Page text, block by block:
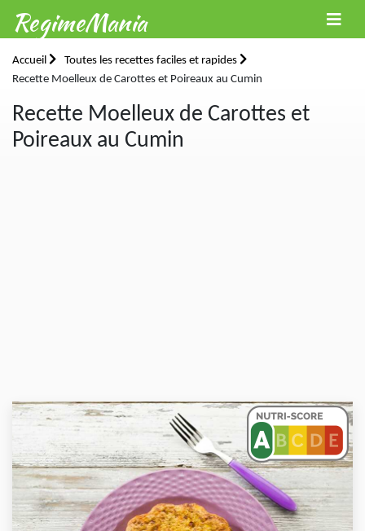
RegimeMania
Accueil
Toutes les recettes faciles et rapides
Recette Moelleux de Carottes et Poireaux au Cumin
Recette Moelleux de Carottes et
Poireaux au Cumin